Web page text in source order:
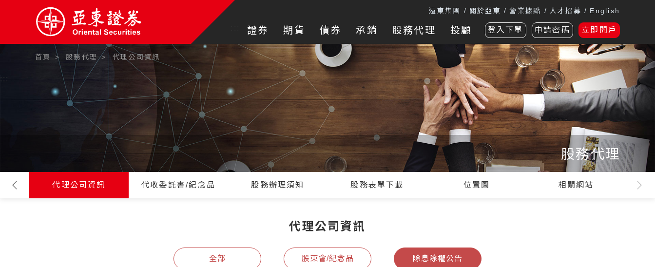
遠東集團 關於亞東 營業據點 人才招募 English
證券 期貨 債券 承銷 股務代理 投顧 登入下單 申請密碼 立即開戶
:::
首頁 股務代理 代理公司資訊
股務代理
代理公司資訊 代收委託書/紀念品 股務辦理須知 股務表單下載 位置圖 相關網站
代理公司資訊
全部 股東會/紀念品 除息除權公告